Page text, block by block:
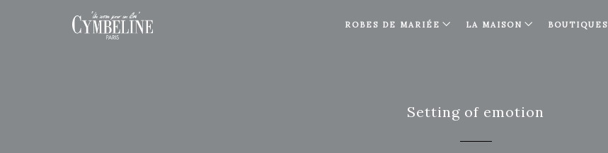
ROBES DE MARIÉE LA MAISON BOUTIQUES
Setting of emotion